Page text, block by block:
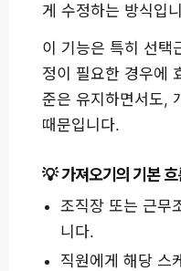
게 수정하는 방식입
이 기능은 특히 선택
정이 필요한 경우에
준은 유지하면서도,
때문입니다.
가져오기의 기본
조직장 또는 근무
니다.
직원에게 해당 스